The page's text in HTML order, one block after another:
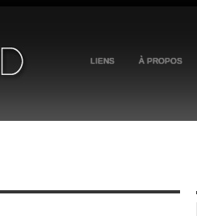
LIENS À PROPOS